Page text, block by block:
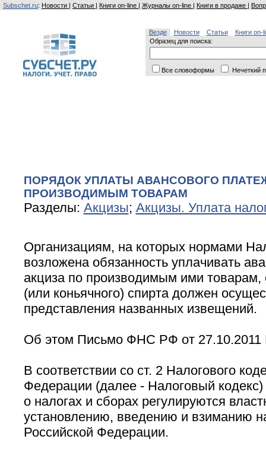
Subschet.ru: Новости | Статьи | Книги on-line | Журналы on-line | Книги в продаже |
Везде Новости Статьи
Книги on-
Образец для поиска:
Все словоформы Нечеткий
ПОРЯДОК УПЛАТЫ АВАНСОВОГО
ПРОИЗВОДИМЫМ ТОВАРАМ
Разделы: Акцизы; Акцизы. Уплата
Организациям, на которых нормами
возложена обязанность уплачивать
акциза по производимым ими товарам,
(или коньячного) спирта должен
представления названных извещений.
Об этом Письмо ФНС РФ от 27.10.2011
В соответствии со ст. 2 Налогового
Федерации (далее - Налоговый кодекс)
о налогах и сборах регулируются
установлению, введению и взиманию
Российской Федерации.